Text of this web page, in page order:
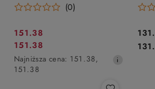
(0)
Cena
promocyjna:
151.38
Cena
promocyjna:
151.38
Najniższa
cena
Najniższa cena: 151.38,
151.38